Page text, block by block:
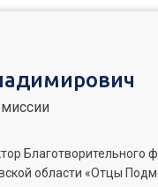
области «Отцы